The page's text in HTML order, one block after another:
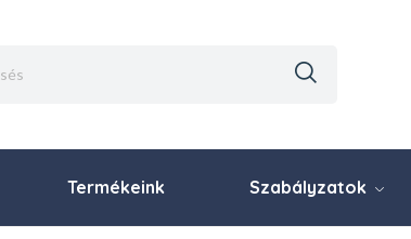
Termékeink Szabályzatok